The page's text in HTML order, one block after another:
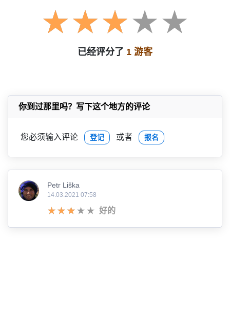
已经评分了 1 游客
你到过那里吗？写下这个地方的评论
您必须输入评论 登记 或者 报名
Petr Liška
14.03.2021 07:58
好的